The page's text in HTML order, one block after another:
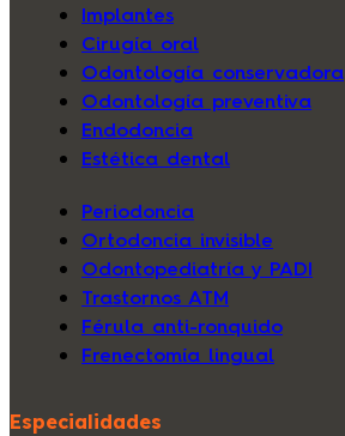
Implantes
Cirugía oral
Odontología conservadora
Odontología preventiva
Endodoncia
Estética dental
Periodoncia
Ortodoncia invisible
Odontopediatría y PADI
Trastornos ATM
Férula anti-ronquido
Frenectomía lingual
Especialidades